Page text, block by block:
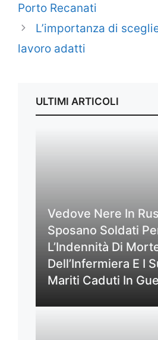
Porto Recanati
L’importanza di
lavoro adatti
ULTIMI ARTICOLI
Vedove Nere In
Sposano Soldati
L’Indennità Di
Dell’Infermiera E I
Mariti Caduti In